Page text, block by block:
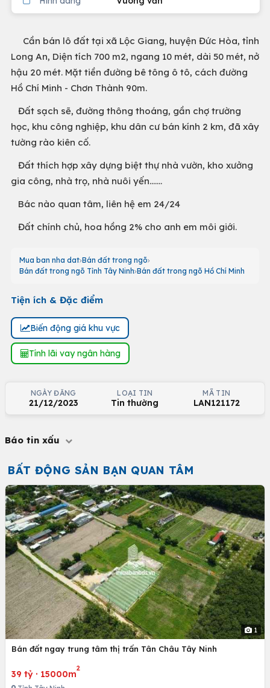
Cần bán lô đất tại xã Lộc Giang, huyện Đức Hòa, tỉnh
Long An, Diện tích 700 m2, ngang 10 mét, dài 50 mét, nở
hậu 20 mét. Mặt tiền đường bê tông ô tô, cách đường
Hồ Chí Minh - Chơn Thành 90m.
Đất sạch sẽ, đường thông thoáng, gần chợ trường
học, khu công nghiệp, khu dân cư bán kính 2 km, đã xây
tường rào kiên cố.
Đất thích hợp xây dựng biệt thự nhà vườn, kho xưởng
gia công, nhà trọ, nhà nuôi yến.......
Bác nào quan tâm, liên hệ em 24/24
Đất chính chủ, hoa hồng 2% cho anh em môi giới.
Mua ban nha dat Bán đất trong ngõ
Bán đất trong ngõ Tỉnh Tây Ninh Bán đất trong ngõ Hồ Chí Minh
Tiện ích & Đặc điểm
Biến động giá khu vực
Tính lãi vay ngân hàng
NGÀY ĐĂNG
21/12/2023
LOẠI TIN
Tin thường
MÃ TIN
LAN121172
Báo tin xấu
BẤT ĐỘNG SẢN BẠN QUAN TÂM
1
Bán đất ngay trung tâm thị trấn Tân Châu Tây Ninh
39 tỷ · 15000m
2